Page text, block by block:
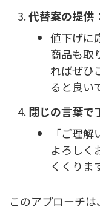
代替案の提供 ：
値下げに
商品も取
ればぜひ
ると良い
閉じの言葉で
「ご理
よろしく
くくりま
このアプローチ